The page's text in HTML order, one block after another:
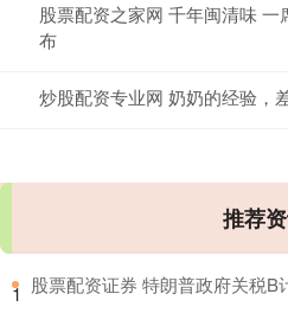
股票配资之家网 千年闽清味 一
布
炒股配资专业网 奶奶的经验，
推荐
1 股票配资证券 特朗普政府关税B